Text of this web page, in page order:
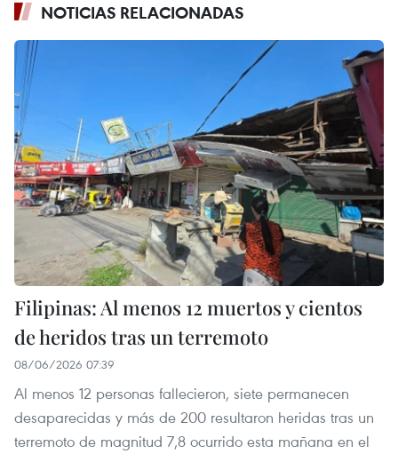
NOTICIAS RELACIONADAS
Filipinas: Al menos 12 muertos y cientos
de heridos tras un terremoto
08/06/2026 07:39
Al menos 12 personas fallecieron, siete permanecen
desaparecidas y más de 200 resultaron heridas tras un
terremoto de magnitud 7,8 ocurrido esta mañana en el